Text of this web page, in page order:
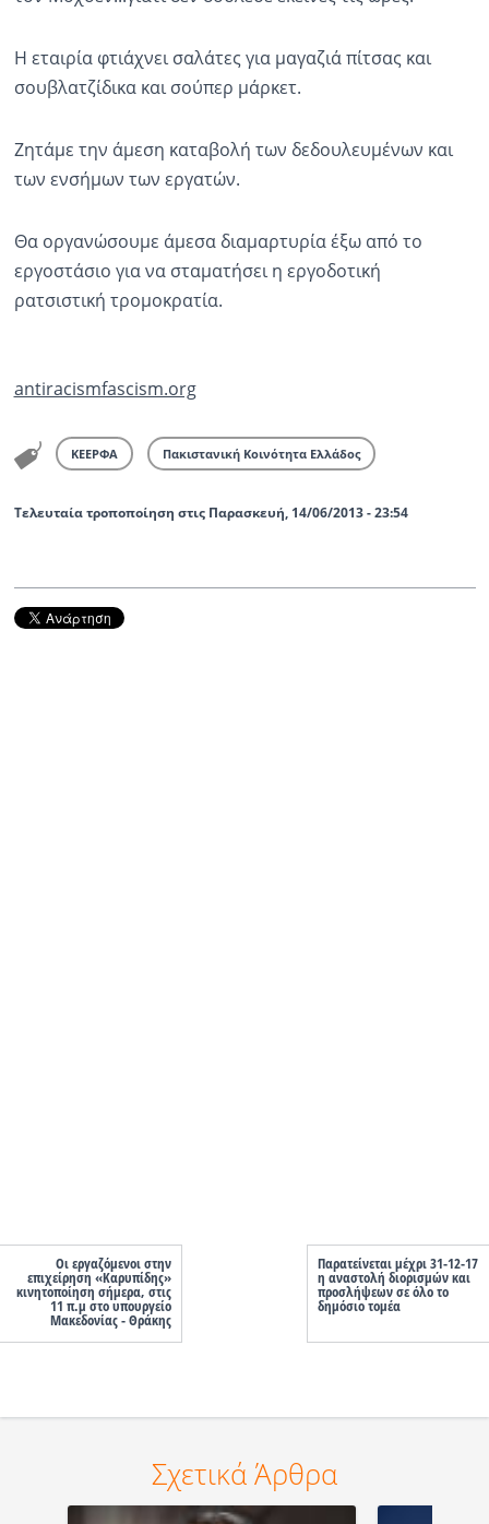
Η εταιρία φτιάχνει σαλάτες για μαγαζιά πίτσας και
σουβλατζίδικα και σούπερ μάρκετ.
Ζητάμε την άμεση καταβολή των δεδουλευμένων και
των ενσήμων των εργατών.
Θα οργανώσουμε άμεσα διαμαρτυρία έξω από το
εργοστάσιο για να σταματήσει η εργοδοτική
ρατσιστική τρομοκρατία.
antiracismfascism.org
ΚΕΕΡΦΑ Πακιστανική Κοινότητα Ελλάδος
Τελευταία τροποποίηση στις Παρασκευή, 14/06/2013 - 23:54
Οι εργαζόμενοι στην
επιχείρηση «Καρυπίδης»
κινητοποίηση σήμερα, στις
11 π.μ στο υπουργείο
Μακεδονίας - Θράκης
Παρατείνεται μέχρι 31-12-17
η αναστολή διορισμών και
προσλήψεων σε όλο το
δημόσιο τομέα
Σχετικά Άρθρα